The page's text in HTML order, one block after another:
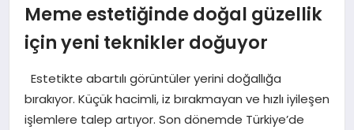
EKONOMI
Meme estetiğinde doğal güzellik
için yeni teknikler doğuyor
Estetikte abartılı görüntüler yerini doğallığa
bırakıyor. Küçük hacimli, iz bırakmayan ve hızlı iyileşen
işlemlere talep artıyor. Son dönemde Türkiye’de